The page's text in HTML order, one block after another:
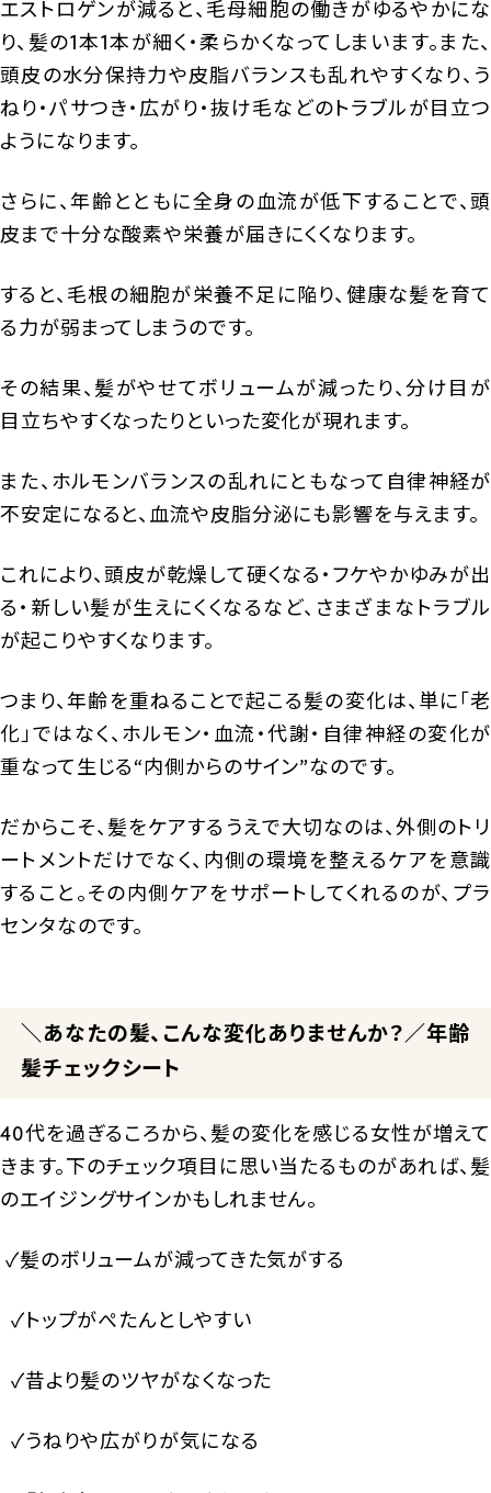
エストロゲンが減ると、毛母細胞の働きがゆるやかにな
り、髪の1本1本が細く・柔らかくなってしまいます。また、
頭皮の水分保持力や皮脂バランスも乱れやすくなり、う
ねり・パサつき・広がり・抜け毛などのトラブルが目立つ
ようになります。
さらに、年齢とともに全身の血流が低下することで、頭
皮まで十分な酸素や栄養が届きにくくなります。
すると、毛根の細胞が栄養不足に陥り、健康な髪を育て
る力が弱まってしまうのです。
その結果、髪がやせてボリュームが減ったり、分け目が
目立ちやすくなったりといった変化が現れます。
また、ホルモンバランスの乱れにともなって自律神経が
不安定になると、血流や皮脂分泌にも影響を与えます。
これにより、頭皮が乾燥して硬くなる・フケやかゆみが出
る・新しい髪が生えにくくなるなど、さまざまなトラブル
が起こりやすくなります。
つまり、年齢を重ねることで起こる髪の変化は、単に「老
化」ではなく、ホルモン・血流・代謝・自律神経の変化が
重なって生じる“内側からのサイン”なのです。
だからこそ、髪をケアするうえで大切なのは、外側のトリ
ートメントだけでなく、内側の環境を整えるケアを意識
すること。その内側ケアをサポートしてくれるのが、プラ
センタなのです。
＼あなたの髪、こんな変化ありませんか？／年齢
髪チェックシート
40代を過ぎるころから、髪の変化を感じる女性が増えて
きます。下のチェック項目に思い当たるものがあれば、髪
のエイジングサインかもしれません。
✓髪のボリュームが減ってきた気がする
✓トップがぺたんとしやすい
✓昔より髪のツヤがなくなった
✓うねりや広がりが気になる